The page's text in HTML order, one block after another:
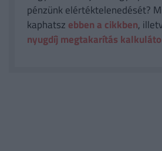
pénzünk elértéktelenedését?
kaphatsz ebben a cikkben,
nyugdíj megtakarítás